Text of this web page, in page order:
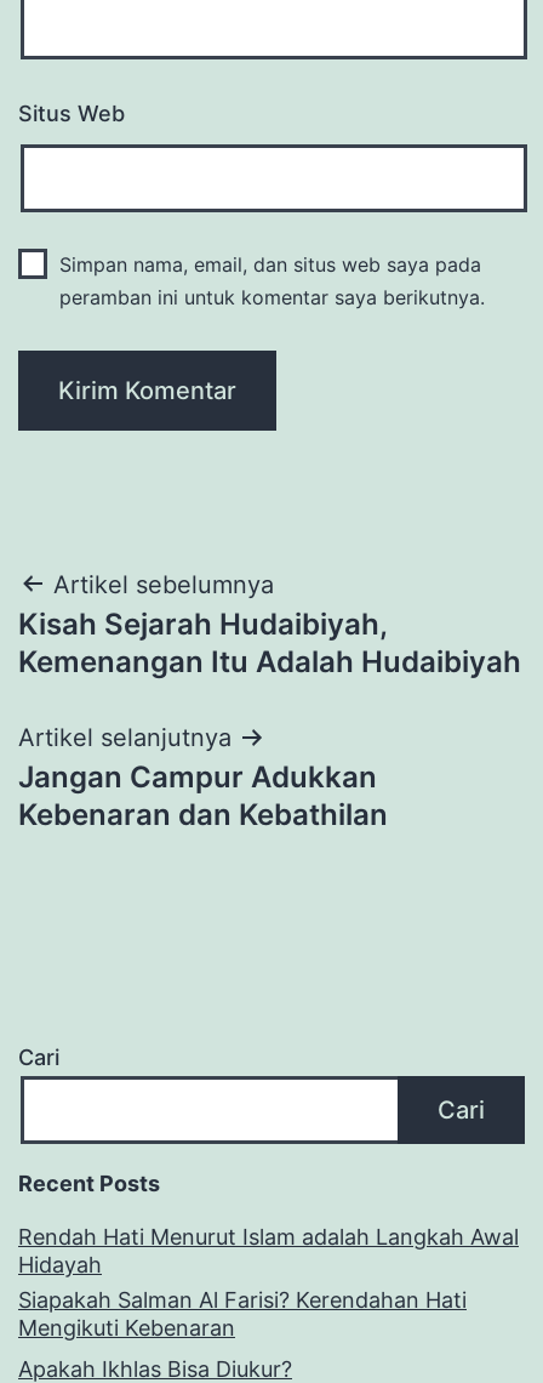
Situs Web
Simpan nama, email, dan situs web saya pada
peramban ini untuk komentar saya berikutnya.
Navigasi
pos
Artikel sebelumnya
Kisah Sejarah Hudaibiyah,
Kemenangan Itu Adalah Hudaibiyah
Artikel selanjutnya
Jangan Campur Adukkan
Kebenaran dan Kebathilan
Cari
Cari
Recent Posts
Rendah Hati Menurut Islam adalah Langkah Awal
Hidayah
Siapakah Salman Al Farisi? Kerendahan Hati
Mengikuti Kebenaran
Apakah Ikhlas Bisa Diukur?